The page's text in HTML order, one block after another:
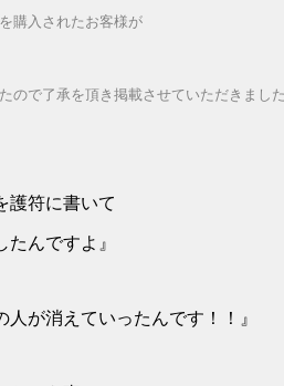
購入されたお客様が
ので了承を頂き掲載させていただきまし
護符に書いて
んですよ』
人が消えていったんです！！』